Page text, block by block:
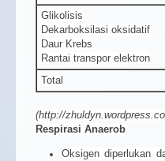
Glikolisis
Dekarboksilasi oksidatif
Daur Krebs
Rantai transpor elektron
Total
(http://
Respirasi Anaerob
Oksigen diperlukan